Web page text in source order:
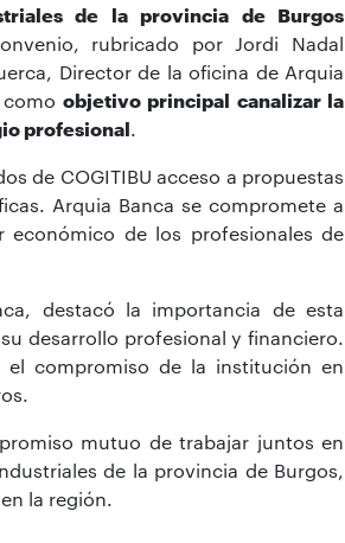
de la provincia de Burgos
rubricado por Jordi Nadal
Director de la oficina de Arquia
comoobjetivo principal canalizar la
profesional.
de COGITIBU acceso a propuestas
Arquia Banca se compromete a
económico de los profesionales de
destacó la importancia de esta
desarrollo profesional y financiero.
el compromiso de la institución en
mutuo de trabajar juntos en
de la provincia de Burgos,
la región.